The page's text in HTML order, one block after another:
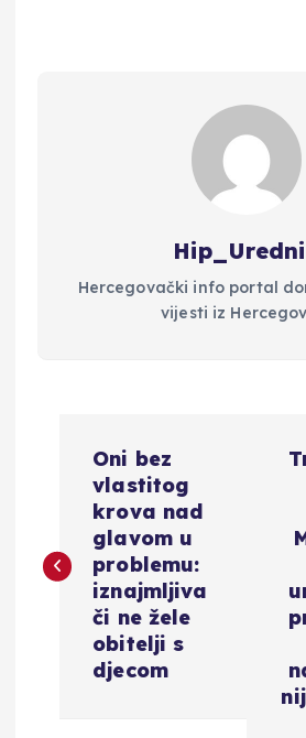
Hercegovački info portal
vijesti iz
v
Oni bez
vlastitog
krova nad
glavom u
problemu:
iznajmljiva
či ne žele
obitelji s
djecom